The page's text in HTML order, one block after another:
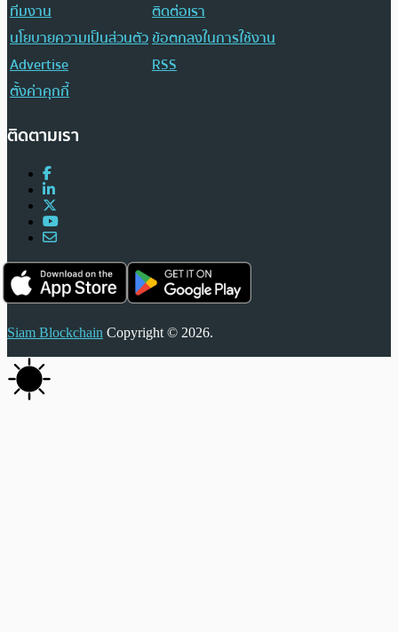
ทีมงาน
ติดต่อเรา
นโยบายความเป็นส่วนตัวข้อตกลงในการใช้งาน
Advertise
RSS
ตั้งค่าคุกกี้
ติดตามเรา
Siam Blockchain Copyright © 2026.